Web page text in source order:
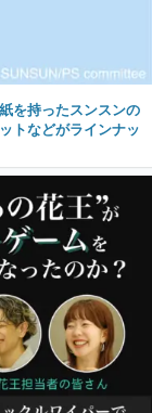
を持ったスンスンの
トなどがラインナッ